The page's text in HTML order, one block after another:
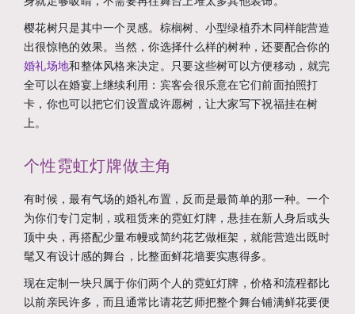
樱花树只是其中一个灵感。棕榈树、小型绿植乔木同样能营造
出很惊艳的效果。当然，你选择什么样的树种，还要配合你的
婚礼场地和整体风格来决定。只要这些树可以方便移动，就完
全可以在婚宴上继续利用：宾客会很乐意在它们前面拍照打
卡，你也可以把它们设置成许愿树，让大家写下祝福挂在树
上。
个性霓虹灯牌做主角
有时候，最有气场的婚礼布置，反而是最简单的那一种。一个
为你们专门定制，或租赁来的霓虹灯牌，悬挂在新人身后或头
顶中央，再搭配少量布幔或简约花艺做框架，就能营造出既时
髦又有设计感的舞台，比整面鲜花墙要实惠得多。
现在定制一块只属于你们两个人的霓虹灯牌，价格和流程都比
以前亲民许多，而且通常比请花艺师把整个舞台铺满鲜花要便